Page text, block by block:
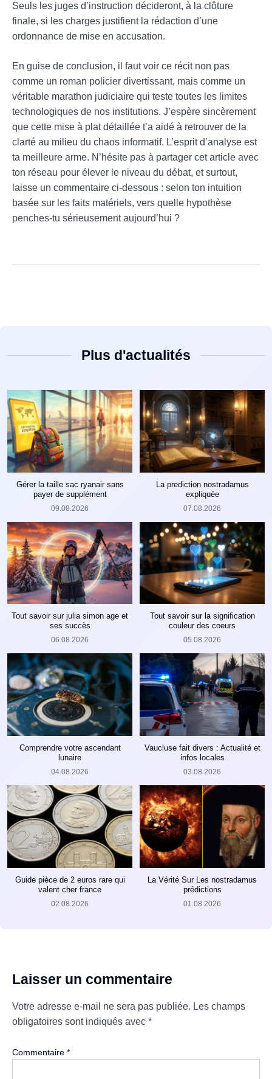
Seuls les juges d’instruction décideront, à la clôture
finale, si les charges justifient la rédaction d’une
ordonnance de mise en accusation.
En guise de conclusion, il faut voir ce récit non pas
comme un roman policier divertissant, mais comme un
véritable marathon judiciaire qui teste toutes les limites
technologiques de nos institutions. J’espère sincèrement
que cette mise à plat détaillée t’a aidé à retrouver de la
clarté au milieu du chaos informatif. L’esprit d’analyse est
ta meilleure arme. N’hésite pas à partager cet article avec
ton réseau pour élever le niveau du débat, et surtout,
laisse un commentaire ci-dessous : selon ton intuition
basée sur les faits matériels, vers quelle hypothèse
penches-tu sérieusement aujourd’hui ?
Plus d'actualités
Gérer la taille sac ryanair sans
payer de supplément
09.08.2026
La prediction nostradamus
expliquée
07.08.2026
Tout savoir sur julia simon age et
ses succès
06.08.2026
Tout savoir sur la signification
couleur des coeurs
05.08.2026
Comprendre votre ascendant
lunaire
04.08.2026
Vaucluse fait divers : Actualité et
infos locales
03.08.2026
Guide pièce de 2 euros rare qui
valent cher france
02.08.2026
La Vérité Sur Les nostradamus
prédictions
01.08.2026
Laisser un commentaire
Votre adresse e-mail ne sera pas publiée. Les champs
obligatoires sont indiqués avec *
Commentaire *